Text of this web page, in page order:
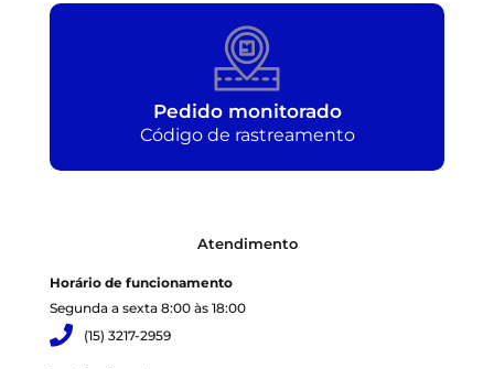
Pedido monitorado
Código de rastreamento
Atendimento
Horário de funcionamento
Segunda a sexta 8:00 às 18:00
(15) 3217-2959